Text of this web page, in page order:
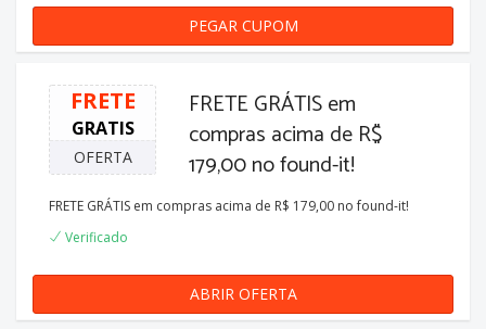
PEGAR CUPOM
FRETE
GRATIS
OFERTA
FRETE GRÁTIS em
compras acima de R$
179,00 no found-it!
FRETE GRÁTIS em compras acima de R$ 179,00 no found-it!
Verificado
ABRIR OFERTA